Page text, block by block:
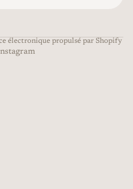
électronique propulsé par Shopify